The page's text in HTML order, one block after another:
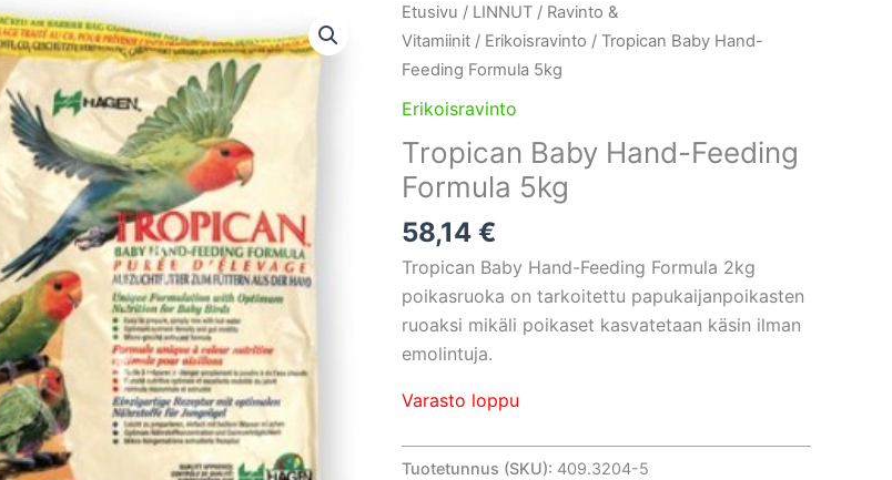
Etusivu / LINNUT/ Ravinto &
Vitamiinit/ Erikoisravinto / Tropican Baby Hand-
Feeding Formula 5kg
Erikoisravinto
Tropican Baby Hand-Feeding
Formula 5kg
58,14 €
Tropican Baby Hand-Feeding Formula 2kg
poikasruoka on tarkoitettu papukaijanpoikasten
ruoaksi mikäli poikaset kasvatetaan käsin ilman
emolintuja.
Varasto loppu
Tuotetunnus (SKU): 409.3204-5